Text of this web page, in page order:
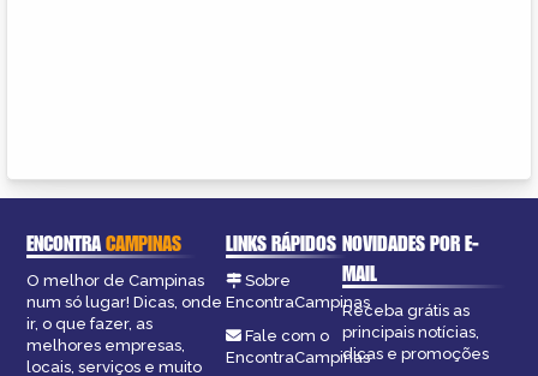
ENCONTRACAMPINAS
O melhor de Campinas
num só lugar! Dicas, onde
ir, o que fazer, as
melhores empresas,
locais, serviços e muito
LINKS RÁPIDOS
Sobre
EncontraCampinas
Fale com o
EncontraCampinas
NOVIDADES POR E-
MAIL
Receba grátis as
principais notícias,
dicas e promoções